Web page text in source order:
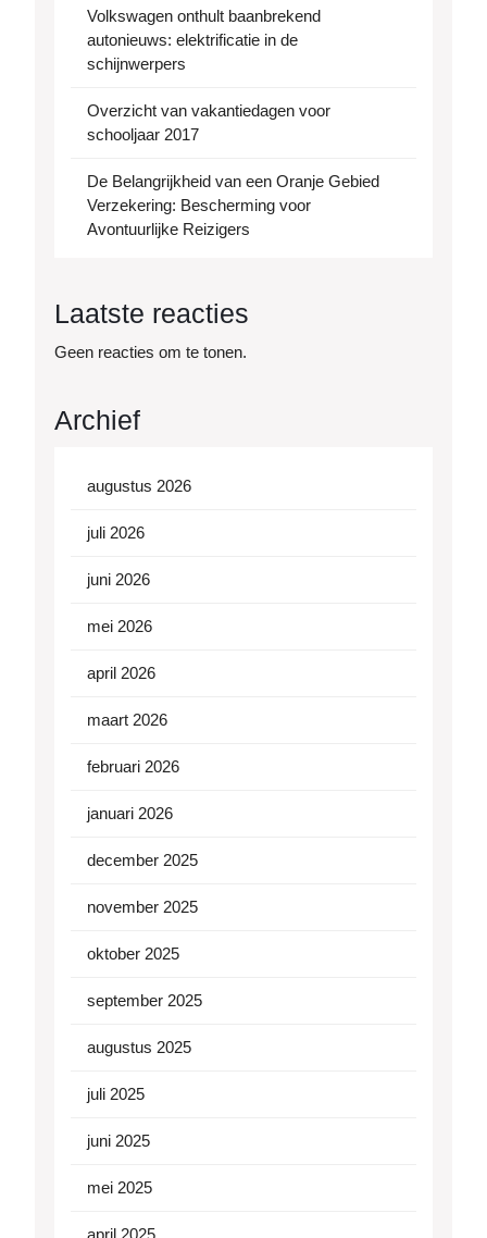
Volkswagen onthult baanbrekend
autonieuws: elektrificatie in de
schijnwerpers
Overzicht van vakantiedagen voor
schooljaar 2017
De Belangrijkheid van een Oranje Gebied
Verzekering: Bescherming voor
Avontuurlijke Reizigers
Laatste reacties
Geen reacties om te tonen.
Archief
augustus 2026
juli 2026
juni 2026
mei 2026
april 2026
maart 2026
februari 2026
januari 2026
december 2025
november 2025
oktober 2025
september 2025
augustus 2025
juli 2025
juni 2025
mei 2025
april 2025